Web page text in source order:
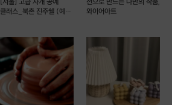
클래스_북촌 진주쉘 (예약
와이어아트